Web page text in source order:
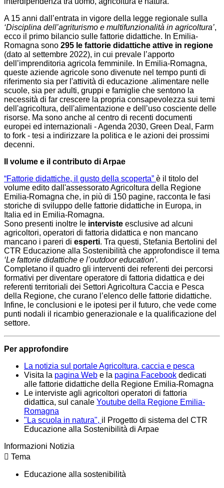
A 15 anni dall’entrata in vigore della legge regionale sulla
‘Disciplina dell’agriturismo e multifunzionalità in agricoltura’,
ecco il primo bilancio sulle fattorie didattiche. In Emilia-
Romagna sono 295 le fattorie didattiche attive in regione
(dato al settembre 2022), in cui prevale l’apporto
dell’imprenditoria agricola femminile. In Emilia-Romagna,
queste aziende agricole sono divenute nel tempo punti di
riferimento sia per l'attività di educazione .alimentare nelle
scuole, sia per adulti, gruppi e famiglie che sentono la
necessità di far crescere la propria consapevolezza sui temi
dell'agricoltura, dell'alimentazione e dell’uso cosciente delle
risorse. Ma sono anche al centro di recenti documenti
europei ed internazionali - Agenda 2030, Green Deal, Farm
to fork - tesi a indirizzare la politica e le azioni dei prossimi
decenni.
Il volume e il contributo di Arpae
“Fattorie didattiche, il gusto della scoperta” è il titolo del
volume edito dall'assessorato Agricoltura della Regione
Emilia-Romagna che, in più di 150 pagine, racconta le fasi
storiche di sviluppo delle fattorie didattiche in Europa, in
Italia ed in Emilia-Romagna.
Sono presenti inoltre le interviste esclusive ad alcuni
agricoltori, operatori di fattoria didattica e non mancano
mancano i pareri di esperti. Tra questi, Stefania Bertolini del
CTR Educazione alla Sostenibilità che approfondisce il tema
‘Le fattorie didattiche e l’outdoor education’.
Completano il quadro gli interventi dei referenti dei percorsi
formativi per diventare operatore di fattoria didattica e dei
referenti territoriali dei Settori Agricoltura Caccia e Pesca
della Regione, che curano l’elenco delle fattorie didattiche.
Infine, le conclusioni e le ipotesi per il futuro, che vede come
punti nodali il ricambio generazionale e la qualificazione del
settore.
Per approfondire
La notizia sul portale Agricoltura, caccia e pesca
Visita la pagina Web e la pagina Facebook dedicati
alle fattorie didattiche della Regione Emilia-Romagna
Le interviste agli agricoltori operatori di fattoria
didattica, sul canale Youtube della Regione Emilia-
Romagna
"La scuola in natura", i l Progetto di sistema del CTR
Educazione alla Sostenibilità di Arpae
Informazioni Notizia
Tema
Educazione alla sostenibilità